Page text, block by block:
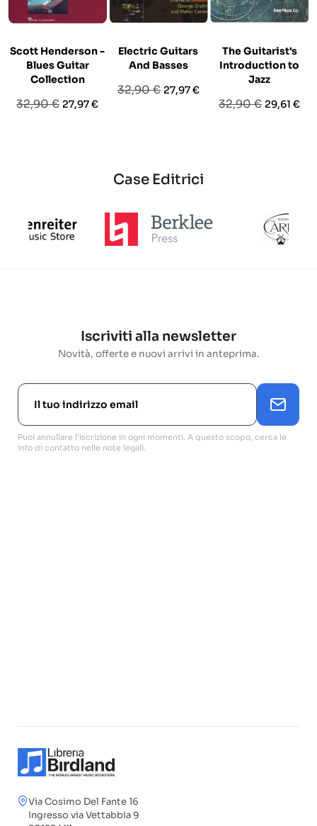
Scott Henderson -
Blues Guitar
Collection
Prezzo
32,90 € Prezzo
27,97 €
Electric Guitars
And Basses
Prezzo
32,90 € Prezzo
27,97 €
The Guitarist's
Introduction to
Jazz
Prezzo
32,90 € Prezzo
29,61 €
Case Editrici
Iscriviti alla newsletter
Novità, offerte e nuovi arrivi in anteprima.
Puoi annullare l'iscrizione in ogni momenti. A questo scopo, cerca le
info di contatto nelle note legali.
Via Cosimo Del Fante 16
Ingresso via Vettabbia 9